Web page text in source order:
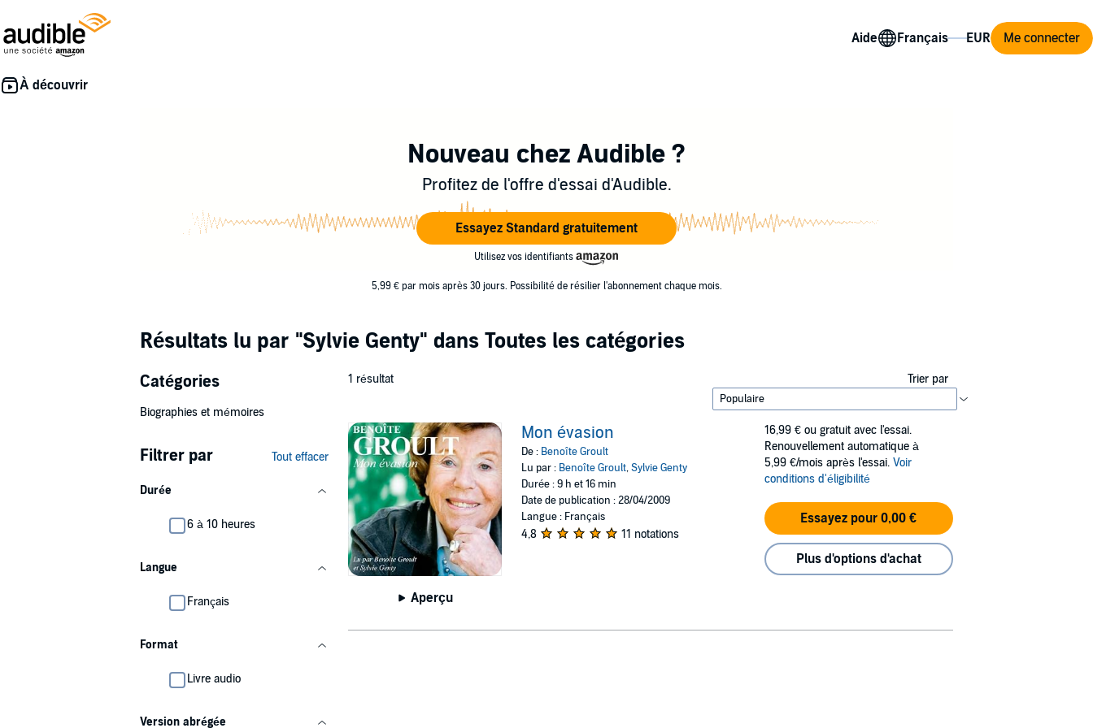
Aide Me connecter
Nouveau chez Audible ?
Profitez de l'offre d'essai d'Audible.
Essayez Standard gratuitement
Utilisez vos identifiants
5,99 € par mois après 30 jours. Possibilité de résilier l'abonnement chaque mois.
Résultats lu par "Sylvie Genty" dans Toutes les catégories
Catégories
Biographies et mémoires
Filtrer par Tout effacer
Durée
6 à 10 heures
Langue
Français
Format
Livre audio
Version abrégée
1 résultat Trier par
Aperçu
Mon évasion
De : Benoîte Groult
Lu par : Benoîte Groult,Sylvie Genty
Durée : 9 h et 16 min
Date de publication : 28/04/2009
Langue : Français
4,8 11 notations
16,99 € ou gratuit avec l'essai.
Renouvellement automatique à
5,99 €/mois après l'essai. Voir
conditions d'éligibilité
Essayez pour 0,00 €
Plus d'options d'achat